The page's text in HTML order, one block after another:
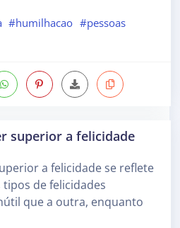
#humilhacao #pessoas
superior a felicidade
a felicidade se reflete
de felicidades
que a outra, enquanto